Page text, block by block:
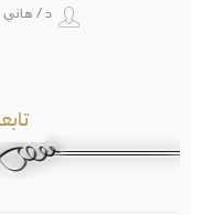
د / هاني